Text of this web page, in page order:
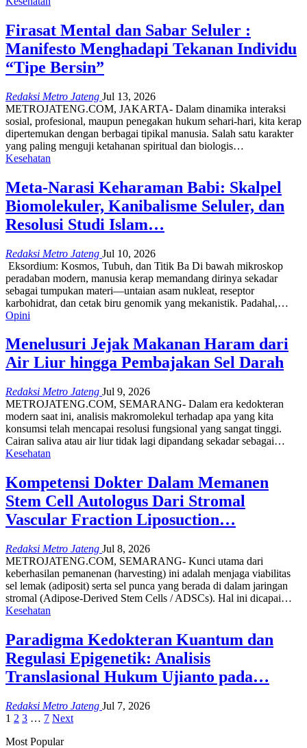
Firasat Mental dan Sabar Seluler :
Manifesto Menghadapi Tekanan Individu
“Tipe Bersin”
Redaksi Metro Jateng Jul 13, 2026
METROJATENG.COM, JAKARTA- Dalam dinamika interaksi
sosial, profesional, maupun penegakan hukum sehari-hari, kita kerap
dipertemukan dengan berbagai tipikal manusia. Salah satu karakter
yang paling menguji ketahanan spiritual dan biologis…
Kesehatan
Meta-Narasi Keharaman Babi: Skalpel
Biomolekuler, Kanibalisme Seluler, dan
Resolusi Studi Islam…
Redaksi Metro Jateng Jul 10, 2026
Eksordium: Kosmos, Tubuh, dan Titik Ba Di bawah mikroskop
peradaban modern, manusia kerap memandang dirinya sekadar
sebagai tumpukan materi—untaian asam nukleat, reseptor
karbohidrat, dan cetak biru genomik yang mekanistik. Padahal,…
Opini
Menelusuri Jejak Makanan Haram dari
Air Liur hingga Pembajakan Sel Darah
Redaksi Metro Jateng Jul 9, 2026
METROJATENG.COM, SEMARANG- Dalam era kedokteran
modern saat ini, analisis makromolekul terhadap apa yang kita
konsumsi telah mencapai resolusi fungsional yang sangat tinggi.
Cairan saliva atau air liur tidak lagi dipandang sekadar sebagai…
Kesehatan
Kompetensi Dokter Dalam Memanen
Stem Cell Autologus Dari Stromal
Vascular Fraction Liposuction…
Redaksi Metro Jateng Jul 8, 2026
METROJATENG.COM, SEMARANG- ​Kunci utama dari
keberhasilan pemanenan (harvesting) ini adalah menjaga viabilitas
sel lemak (adiposit) serta sel punca yang berada di dalam jaringan
stromal (Adipose-Derived Stem Cells / ADSCs). Hal ini dicapai…
Kesehatan
Paradigma Kedokteran Kuantum dan
Regulasi Epigenetik: Analisis
Translasional Hukum Ujianto pada…
Redaksi Metro Jateng Jul 7, 2026
1 2 3 … 7 Next
Most Popular